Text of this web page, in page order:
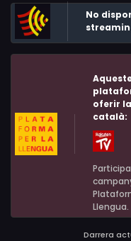
millor amic.
No
oferir
català:
Llengua.
Darrera